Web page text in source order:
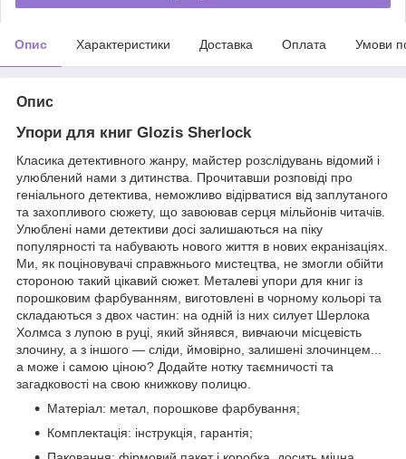
Опис Характеристики Доставка Оплата Умови
Опис
Упори для книг Glozis Sherlock
Класика детективного жанру, майстер розслідувань відомий і
улюблений нами з дитинства. Прочитавши розповіді про
геніального детектива, неможливо відірватися від заплутаного
та захопливого сюжету, що завоював серця мільйонів читачів.
Улюблені нами детективи досі залишаються на піку
популярності та набувають нового життя в нових екранізаціях.
Ми, як поціновувачі справжнього мистецтва, не змогли обійти
стороною такий цікавий сюжет. Металеві упори для книг із
порошковим фарбуванням, виготовлені в чорному кольорі та
складаються з двох частин: на одній із них силует Шерлока
Холмса з лупою в руці, який зйнявся, вивчаючи місцевість
злочину, а з іншого — сліди, ймовірно, залишені злочинцем...
а може і самою ціною? Додайте нотку таємничості та
загадковості на свою книжкову полицю.
Матеріал: метал, порошкове фарбування;
Комплектація: інструкція, гарантія;